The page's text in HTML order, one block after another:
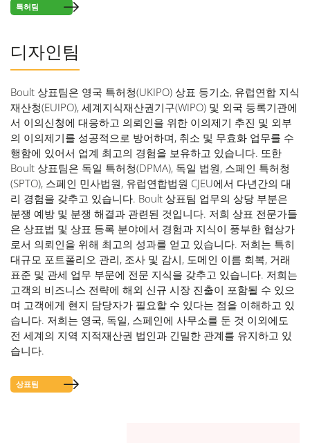
특허팀
디자인팀
Boult 상표팀은 영국 특허청(UKIPO) 상표 등기소, 유럽연합 지식
재산청(EUIPO), 세계지식재산권기구(WIPO) 및 외국 등록기관에
서 이의신청에 대응하고 의뢰인을 위한 이의제기 추진 및 외부
의 이의제기를 성공적으로 방어하며, 취소 및 무효화 업무를 수
행함에 있어서 업계 최고의 경험을 보유하고 있습니다. 또한
Boult 상표팀은 독일 특허청(DPMA), 독일 법원, 스페인 특허청
(SPTO), 스페인 민사법원, 유럽연합법원 CJEU에서 다년간의 대
리 경험을 갖추고 있습니다. Boult 상표팀 업무의 상당 부분은
분쟁 예방 및 분쟁 해결과 관련된 것입니다. 저희 상표 전문가들
은 상표법 및 상표 등록 분야에서 경험과 지식이 풍부한 협상가
로서 의뢰인을 위해 최고의 성과를 얻고 있습니다. 저희는 특히
대규모 포트폴리오 관리, 조사 및 감시, 도메인 이름 회복, 거래
표준 및 관세 업무 부문에 전문 지식을 갖추고 있습니다. 저희는
고객의 비즈니스 전략에 해외 신규 시장 진출이 포함될 수 있으
며 고객에게 현지 담당자가 필요할 수 있다는 점을 이해하고 있
습니다. 저희는 영국, 독일, 스페인에 사무소를 둔 것 이외에도
전 세계의 지역 지적재산권 법인과 긴밀한 관계를 유지하고 있
습니다.
상표팀